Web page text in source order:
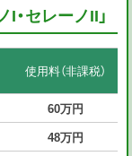
・セレーノII」
使用料（非課税）
60万円
48万円